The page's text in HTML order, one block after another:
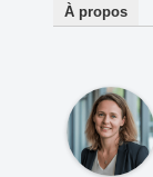
À propos